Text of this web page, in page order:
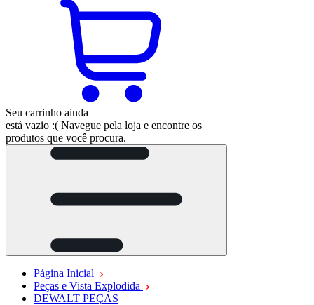
Seu carrinho ainda
está vazio :( Navegue pela loja e encontre os
produtos que você procura.
Página Inicial
Peças e Vista Explodida
DEWALT PEÇAS